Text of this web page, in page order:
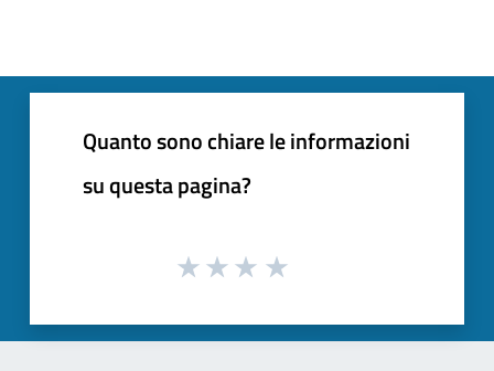
Quanto sono chiare le informazioni
su questa pagina?